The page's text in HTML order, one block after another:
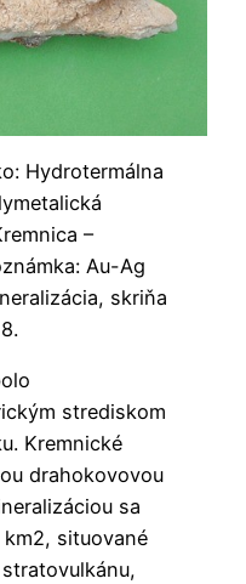
Hydrotermálna
–
Au-Ag
skriňa
strediskom
Kremnické
drahokovovou
sa
situované